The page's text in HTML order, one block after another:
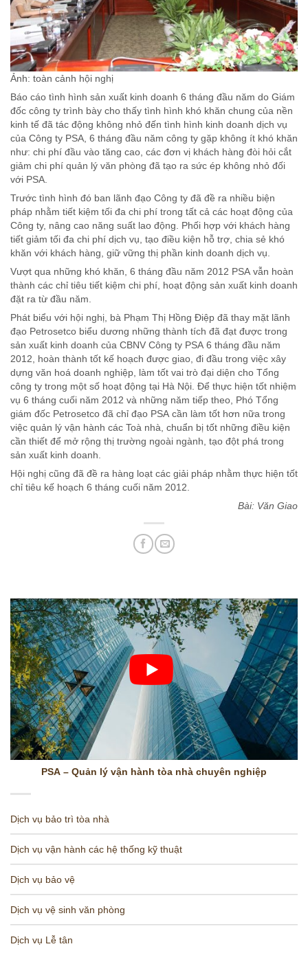
Ảnh: toàn cảnh hội nghị
Báo cáo tình hình sản xuất kinh doanh 6 tháng đầu năm do Giám
đốc công ty trình bày cho thấy tình hình khó khăn chung của nền
kinh tế đã tác động không nhỏ đến tình hình kinh doanh dịch vụ
của Công ty PSA, 6 tháng đầu năm công ty gặp không ít khó khăn
như: chi phí đầu vào tăng cao, các đơn vị khách hàng đòi hỏi cắt
giảm chi phí quản lý văn phòng đã tạo ra sức ép không nhỏ đối
với PSA.
Trước tình hình đó ban lãnh đạo Công ty đã đề ra nhiều biện
pháp nhằm tiết kiệm tối đa chi phí trong tất cả các hoạt động của
Công ty, nâng cao năng suất lao động. Phối hợp với khách hàng
tiết giảm tối đa chi phí dịch vụ, tạo điều kiện hỗ trợ, chia sẻ khó
khăn với khách hàng, giữ vững thị phần kinh doanh dịch vụ.
Vượt qua những khó khăn, 6 tháng đầu năm 2012 PSA vẫn hoàn
thành các chỉ tiêu tiết kiệm chi phí, hoạt động sản xuất kinh doanh
đặt ra từ đầu năm.
Phát biểu với hội nghị, bà Phạm Thị Hồng Điệp đã thay mặt lãnh
đạo Petrosetco biểu dương những thành tích đã đạt được trong
sản xuất kinh doanh của CBNV Công ty PSA 6 tháng đầu năm
2012, hoàn thành tốt kế hoạch được giao, đi đầu trong việc xây
dựng văn hoá doanh nghiệp, làm tốt vai trò đại diện cho Tổng
công ty trong một số hoạt động tại Hà Nội. Để thực hiện tốt nhiệm
vụ 6 tháng cuối năm 2012 và những năm tiếp theo, Phó Tổng
giám đốc Petrosetco đã chỉ đạo PSA cần làm tốt hơn nữa trong
việc quản lý vận hành các Toà nhà, chuẩn bị tốt những điều kiện
cần thiết để mở rộng thị trường ngoài ngành, tạo đột phá trong
sản xuất kinh doanh.
Hội nghị cũng đã đề ra hàng loạt các giải pháp nhằm thực hiện tốt
chỉ tiêu kế hoạch 6 tháng cuối năm 2012.
Bài: Văn Giao
PSA – Quản lý vận hành tòa nhà chuyên nghiệp
Dịch vụ bảo trì tòa nhà
Dịch vụ vận hành các hệ thống kỹ thuật
Dịch vụ bảo vệ
Dịch vụ vệ sinh văn phòng
Dịch vụ Lễ tân